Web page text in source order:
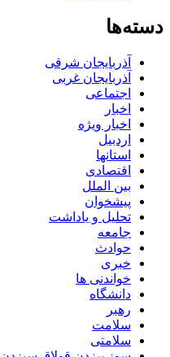
دسته‌ها
آذربایجان شرقی
آذربایجان غربی
اجتماعی
اخبار
اخبار ویژه
اردبیل
استانها
اقتصادی
بین الملل
پیشخوان
تحلیل و یاداشت
جامعه
حوادث
خبری
خواندنی ها
دانشگاه
رهبر
سلامت
سلامتی